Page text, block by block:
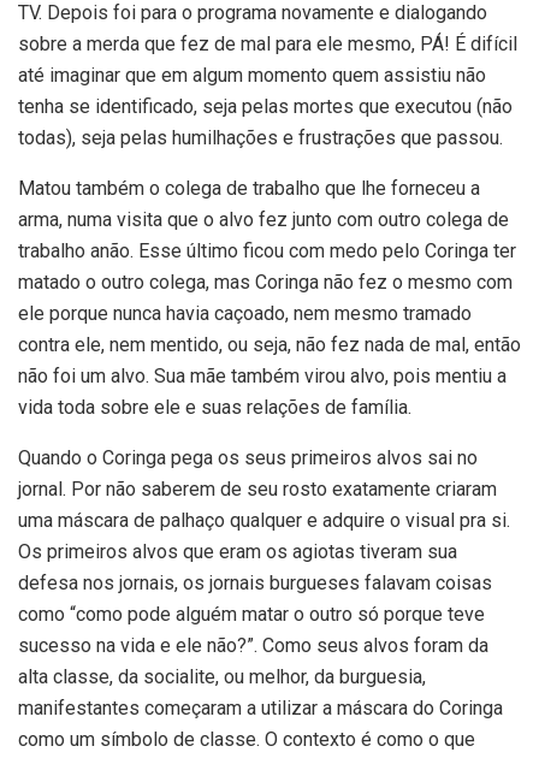
TV. Depois foi para o programa novamente e dialogando
sobre a merda que fez de mal para ele mesmo, PÁ! É difícil
até imaginar que em algum momento quem assistiu não
tenha se identificado, seja pelas mortes que executou (não
todas), seja pelas humilhações e frustrações que passou.
Matou também o colega de trabalho que lhe forneceu a
arma, numa visita que o alvo fez junto com outro colega de
trabalho anão. Esse último ficou com medo pelo Coringa ter
matado o outro colega, mas Coringa não fez o mesmo com
ele porque nunca havia caçoado, nem mesmo tramado
contra ele, nem mentido, ou seja, não fez nada de mal, então
não foi um alvo. Sua mãe também virou alvo, pois mentiu a
vida toda sobre ele e suas relações de família.
Quando o Coringa pega os seus primeiros alvos sai no
jornal. Por não saberem de seu rosto exatamente criaram
uma máscara de palhaço qualquer e adquire o visual pra si.
Os primeiros alvos que eram os agiotas tiveram sua
defesa nos jornais, os jornais burgueses falavam coisas
como “como pode alguém matar o outro só porque teve
sucesso na vida e ele não?”. Como seus alvos foram da
alta classe, da socialite, ou melhor, da burguesia,
manifestantes começaram a utilizar a máscara do Coringa
como um símbolo de classe. O contexto é como o que